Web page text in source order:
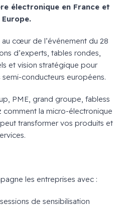
électronique en France et
Europe.
cœur de l’événement du 28
d’experts, tables rondes,
et vision stratégique pour
conducteurs européens.
PME, grand groupe, fabless
comment la micro-électronique
transformer vos produits et
les entreprises avec :
de sensibilisation